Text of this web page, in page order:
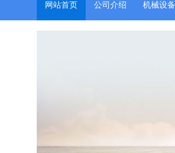
网站首页 公司介绍 机械设备